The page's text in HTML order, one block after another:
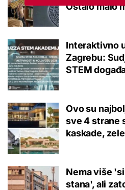
Ostalo malo
Interaktivno
Zagrebu:
STEM
Ovo su
sve 4 strane
kaskade,
Nema više
stana', ali